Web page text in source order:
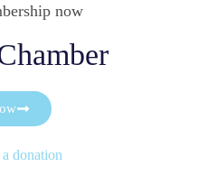
now
donation